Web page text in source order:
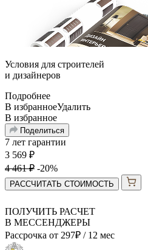
Условия для строителей
и дизайнеров
Подробнее
В избранноеУдалить
В избранное
Поделиться
7 лет гарантии
3 569 ₽
4 461₽ -20%
РАССЧИТАТЬ СТОИМОСТЬ
ПОЛУЧИТЬ РАСЧЕТ
В МЕССЕНДЖЕРЫ
Рассрочка от 297₽ / 12 мес